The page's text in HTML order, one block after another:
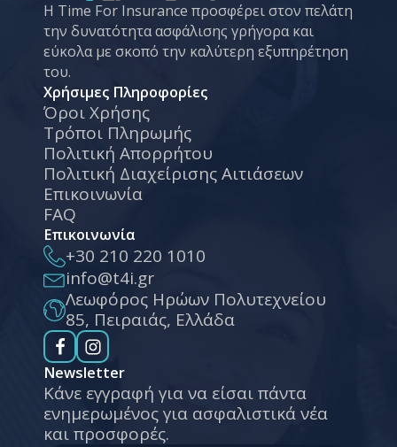
Η Time For Insurance προσφέρει στον πελάτη
την δυνατότητα ασφάλισης γρήγορα και
εύκολα με σκοπό την καλύτερη εξυπηρέτηση
του.
Χρήσιμες Πληροφορίες
Όροι Χρήσης
Τρόποι Πληρωμής
Πολιτική Απορρήτου
Πολιτική Διαχείρισης Αιτιάσεων
Επικοινωνία
FAQ
Επικοινωνία
+30 210 220 1010
info@t4i.gr
Λεωφόρος Ηρώων Πολυτεχνείου
85, Πειραιάς, Ελλάδα
Newsletter
Κάνε εγγραφή για να είσαι πάντα
ενημερωμένος για ασφαλιστικά νέα
και προσφορές.